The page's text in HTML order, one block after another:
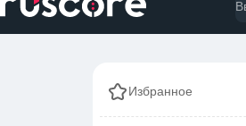
Избранное